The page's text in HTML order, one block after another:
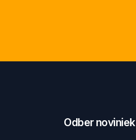
Odber noviniek